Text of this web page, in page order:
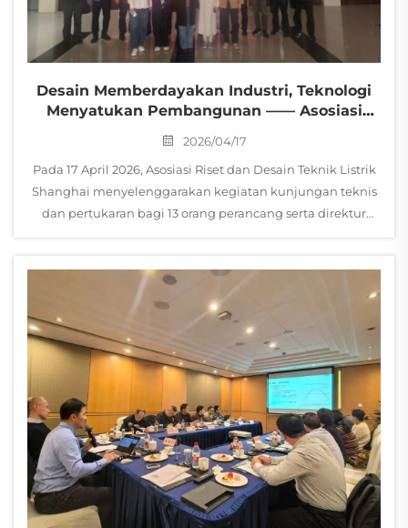
Desain Memberdayakan Industri, Teknologi
Menyatukan Pembangunan —— Asosiasi
Mengunjungi Serta Berinteraksi Dengan
Changzhou Pacific Power Company
2026/04/17
Pada 17 April 2026, Asosiasi Riset dan Desain Teknik Listrik
Shanghai menyelenggarakan kegiatan kunjungan teknis
dan pertukaran bagi 13 orang perancang serta direktur